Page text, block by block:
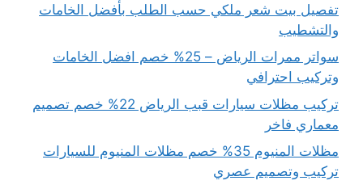
تفصيل بيت شعر ملكي حسب الطلب بأفضل الخامات
والتشطيب
سواتر ممرات الرياض – 25% خصم افضل الخامات
وتركيب احترافي
تركيب مظلات سيارات قبب الرياض 22% خصم تصميم
معماري فاخر
مظلات المنيوم 35% خصم مظلات المنيوم للسيارات
تركيب وتصميم عصري